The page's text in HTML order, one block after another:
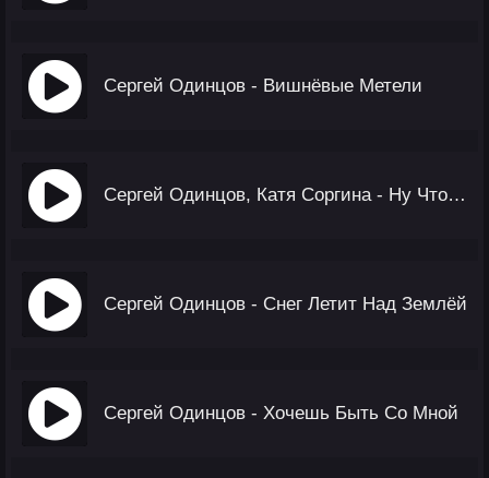
Сергей Одинцов - Вишнёвые Метели
Сергей Одинцов, Катя Соргина - Ну Что Ты Ждёшь?
Сергей Одинцов - Снег Летит Над Землёй
Сергей Одинцов - Хочешь Быть Со Мной